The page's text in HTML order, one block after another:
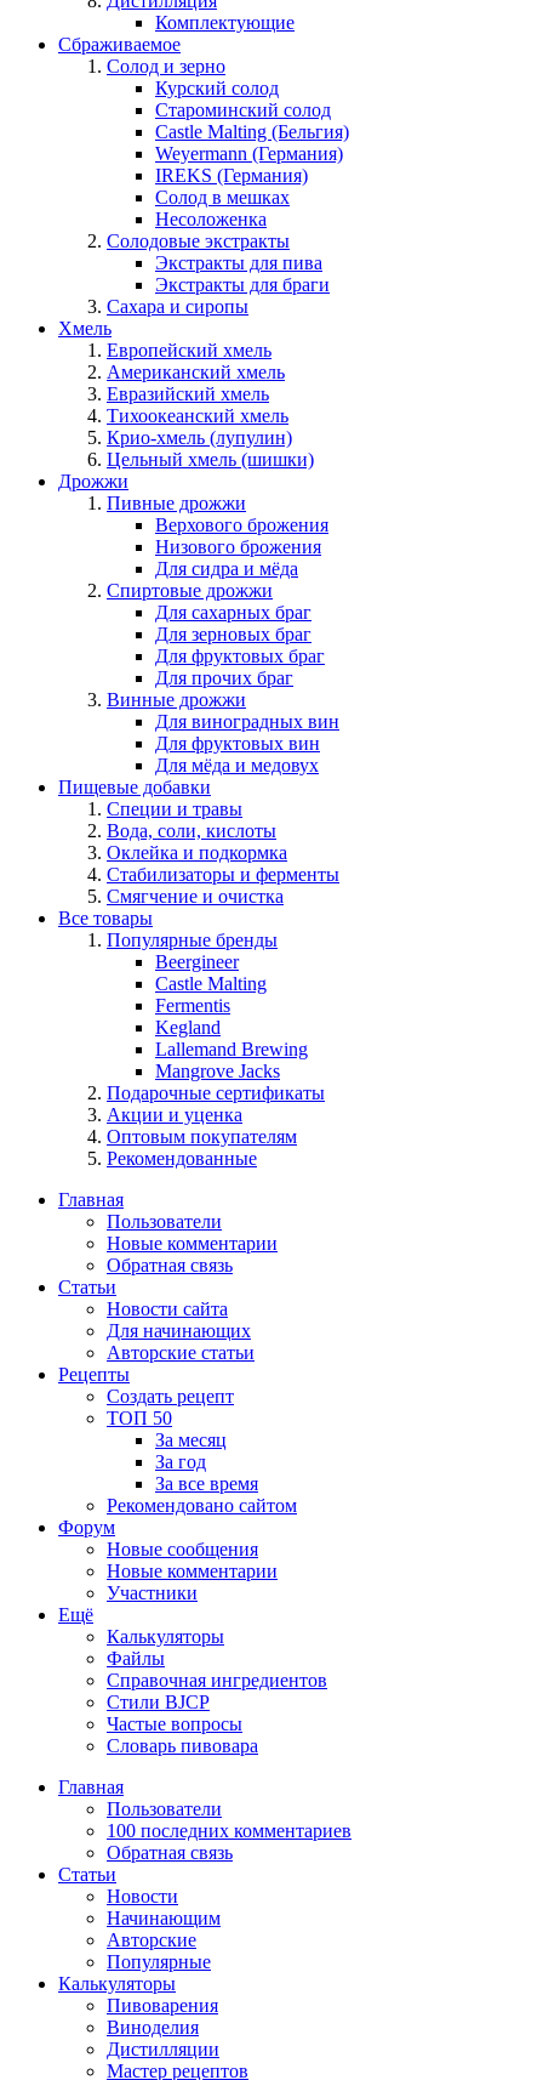
Комплектующие
Сбраживаемое
Солод и зерно
Курский солод
Староминский солод
Castle Malting (Бельгия)
Weyermann (Германия)
IREKS (Германия)
Солод в мешках
Несоложенка
Солодовые экстракты
Экстракты для пива
Экстракты для браги
Сахара и сиропы
Хмель
Европейский хмель
Американский хмель
Евразийский хмель
Тихоокеанский хмель
Крио-хмель (лупулин)
Цельный хмель (шишки)
Дрожжи
Пивные дрожжи
Верхового брожения
Низового брожения
Для сидра и мёда
Спиртовые дрожжи
Для сахарных браг
Для зерновых браг
Для фруктовых браг
Для прочих браг
Винные дрожжи
Для виноградных вин
Для фруктовых вин
Для мёда и медовух
Пищевые добавки
Специи и травы
Вода, соли, кислоты
Оклейка и подкормка
Стабилизаторы и ферменты
Смягчение и очистка
Все товары
Популярные бренды
Beergineer
Castle Malting
Fermentis
Kegland
Lallemand Brewing
Mangrove Jacks
Подарочные сертификаты
Акции и уценка
Оптовым покупателям
Рекомендованные
Главная
Пользователи
Новые комментарии
Обратная связь
Статьи
Новости сайта
Для начинающих
Авторские статьи
Рецепты
Создать рецепт
ТОП 50
За месяц
За год
За все время
Рекомендовано сайтом
Форум
Новые сообщения
Новые комментарии
Участники
Ещё
Калькуляторы
Файлы
Справочная ингредиентов
Стили BJCP
Частые вопросы
Словарь пивовара
Главная
Пользователи
100 последних комментариев
Обратная связь
Статьи
Новости
Начинающим
Авторские
Популярные
Калькуляторы
Пивоварения
Виноделия
Дистилляции
Мастер рецептов